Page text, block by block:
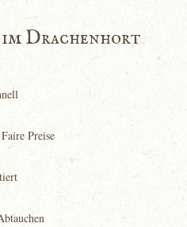
Drachenhort
Preise